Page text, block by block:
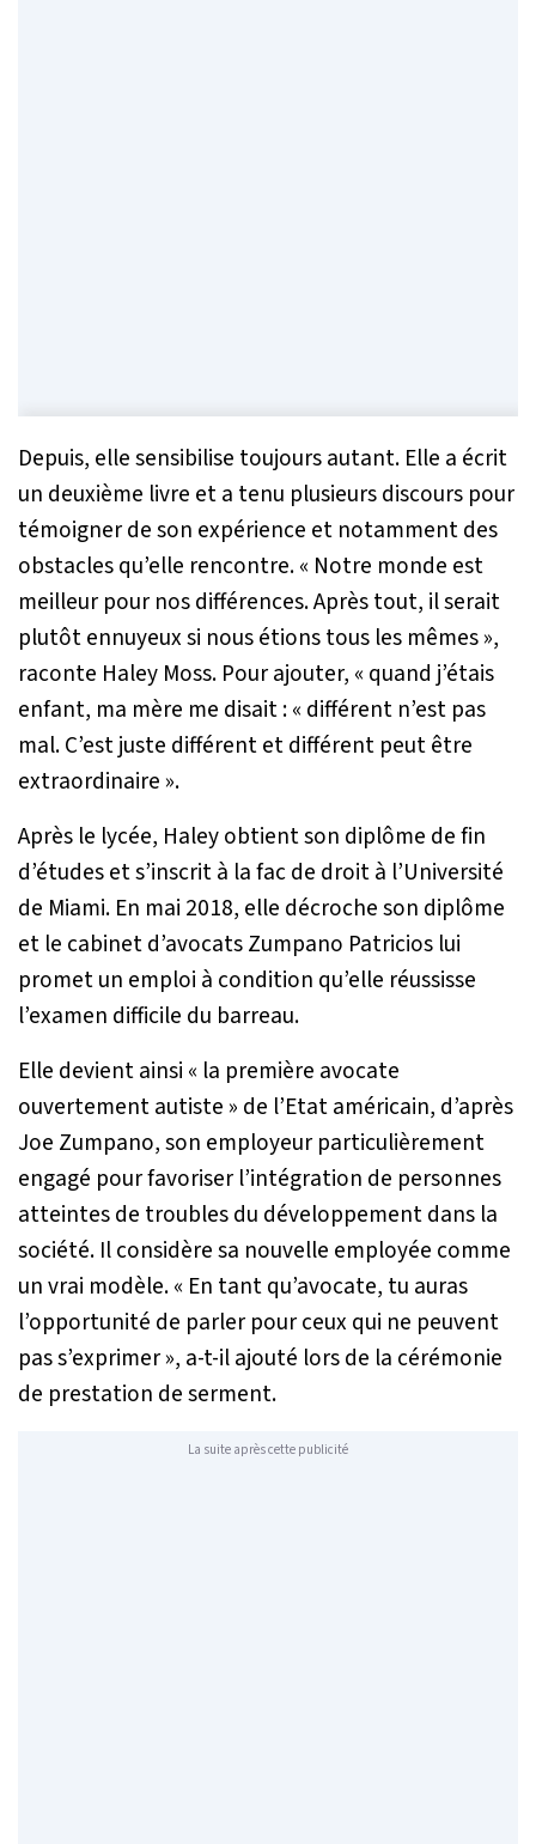
Depuis, elle sensibilise toujours autant. Elle a écrit
un deuxième livre et a tenu plusieurs discours pour
témoigner de son expérience et notamment des
obstacles qu’elle rencontre.« Notre monde est
meilleur pour nos différences. Après tout, il serait
plutôt ennuyeux si nous étions tous les mêmes »,
raconte Haley Moss. Pour ajouter, « quand j’étais
enfant, ma mère me disait : « différent n’est pas
mal. C’est juste différent et différent peut être
extraordinaire ».
Après le lycée, Haley obtient son diplôme de fin
d’études et s’inscrit à la fac de droit à l’Université
de Miami. En mai 2018, elle décroche son diplôme
et le cabinet d’avocats Zumpano Patricios lui
promet un emploi à condition qu’elle réussisse
l’examen difficile du barreau.
Elle devient ainsi « la première avocate
ouvertement autiste » de l’Etat américain, d’après
Joe Zumpano, son employeur particulièrement
engagé pour favoriser l’intégration de personnes
atteintes de troubles du développement dans la
société. Il considère sa nouvelle employée comme
un vrai modèle.« En tant qu’avocate, tu auras
l’opportunité de parler pour ceux qui ne peuvent
pas s’exprimer », a-t-il ajouté lors de la cérémonie
de prestation de serment.
La suite après cette publicité